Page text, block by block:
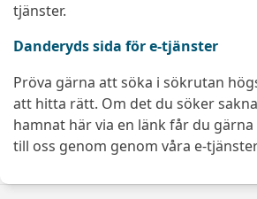
tjänster.
Danderyds sida för e-tjänster
Pröva gärna att söka i sökrutan
att hitta rätt. Om det du söker
hamnat här via en länk får du
till oss genom genom våra e-